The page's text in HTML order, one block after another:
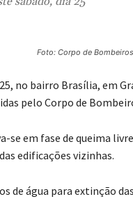
Foto: Corpo de
no bairro Brasília, em
pelo Corpo de
se em fase de queima
edificações vizinhas.
água para extinção